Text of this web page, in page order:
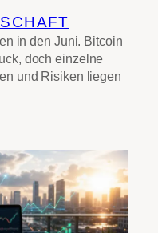
in den Juni. Bitcoin
doch einzelne
und Risiken liegen